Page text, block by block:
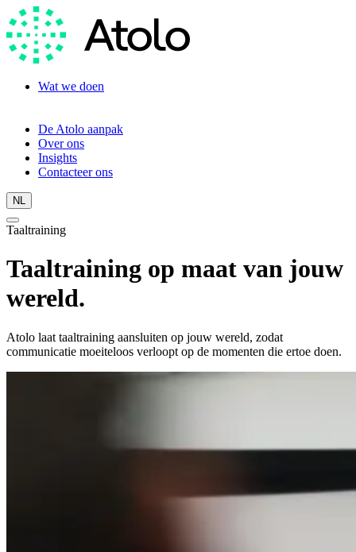
Wat we doen
De Atolo aanpak
Over ons
Insights
Contacteer ons
NL
Taaltraining
Taaltraining op maat van jouw
wereld.
Atolo laat taaltraining aansluiten op jouw wereld, zodat
communicatie moeiteloos verloopt op de momenten die ertoe doen.